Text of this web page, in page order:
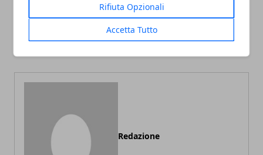
Rifiuta Opzionali
Accetta Tutto
Articolo Precedente
contro
Articolo Successivo
Insegnare storia in quinta
elementare
Redazione